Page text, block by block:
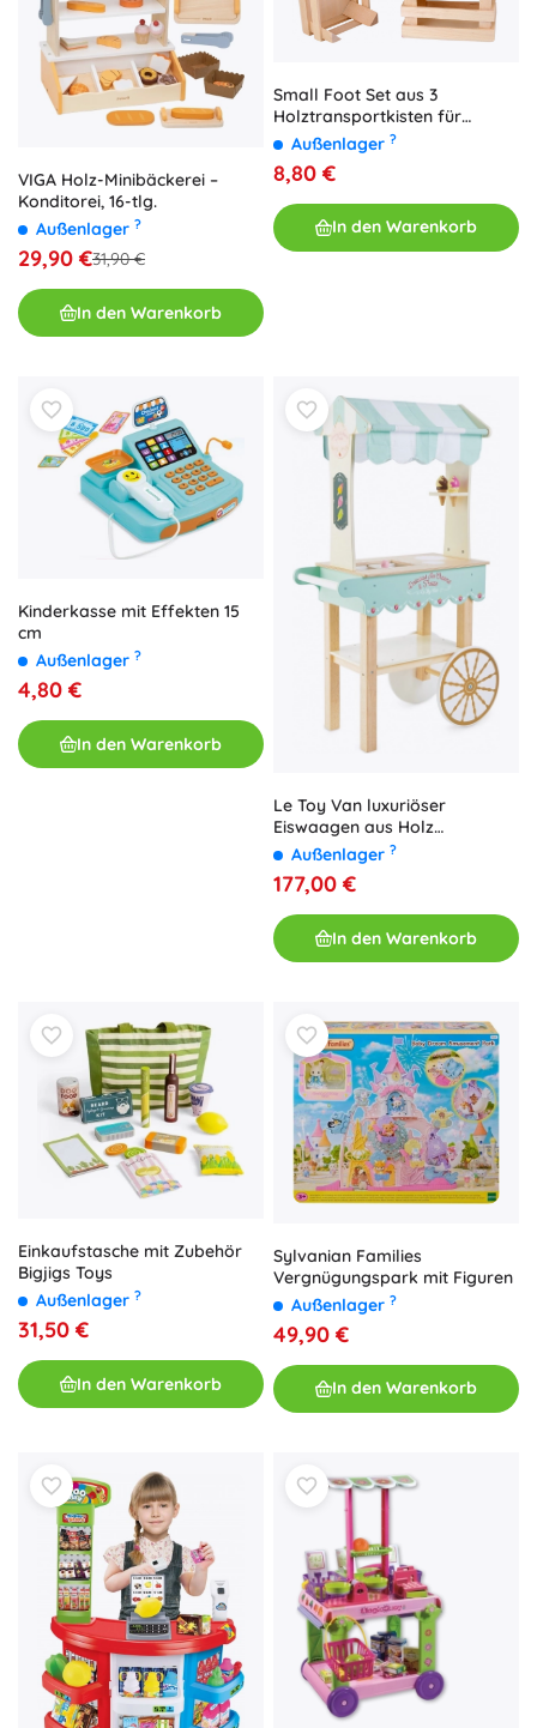
VIGA Holz-Minibäckerei –
Konditorei, 16-tlg.
Außenlager ?
29,90 €31,90 €
In den Warenkorb
Small Foot Set aus 3
Holztransportkisten für
Lebensmittel
Außenlager ?
8,80 €
In den Warenkorb
Kinderkasse mit Effekten 15
cm
Außenlager ?
4,80 €
In den Warenkorb
Le Toy Van luxuriöser
Eiswaagen aus Holz
Honeybake
Außenlager ?
177,00 €
In den Warenkorb
Einkaufstasche mit Zubehör
Bigjigs Toys
Außenlager ?
31,50 €
In den Warenkorb
Sylvanian Families
Vergnügungspark mit Figuren
Außenlager ?
49,90 €
In den Warenkorb